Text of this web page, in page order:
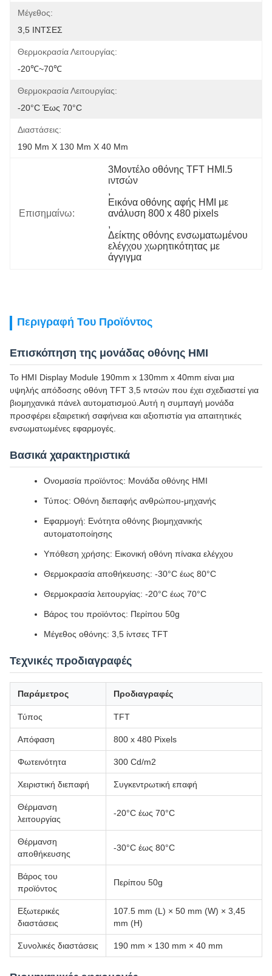
Μέγεθος:
3,5 ΙΝΤΣΕΣ
Θερμοκρασία Λειτουργίας:
-20℃~70℃
Θερμοκρασία Λειτουργίας:
-20°C Έως 70°C
Διαστάσεις:
190 Mm X 130 Mm X 40 Mm
Επισημαίνω:
3Μοντέλο οθόνης TFT HMI.5
ιντσών
,
Εικόνα οθόνης αφής HMI με
ανάλυση 800 x 480 pixels
,
Δείκτης οθόνης ενσωματωμένου
ελέγχου χωρητικότητας με
άγγιγμα
Περιγραφή Του Προϊόντος
Επισκόπηση της μονάδας οθόνης HMI
Το HMI Display Module 190mm x 130mm x 40mm είναι μια
υψηλής απόδοσης οθόνη TFT 3,5 ιντσών που έχει σχεδιαστεί για
βιομηχανικά πάνελ αυτοματισμού.Αυτή η συμπαγή μονάδα
προσφέρει εξαιρετική σαφήνεια και αξιοπιστία για απαιτητικές
ενσωματωμένες εφαρμογές.
Βασικά χαρακτηριστικά
Ονομασία προϊόντος: Μονάδα οθόνης HMI
Τύπος: Οθόνη διεπαφής ανθρώπου-μηχανής
Εφαρμογή: Ενότητα οθόνης βιομηχανικής
αυτοματοποίησης
Υπόθεση χρήσης: Εικονική οθόνη πίνακα ελέγχου
Θερμοκρασία αποθήκευσης: -30°C έως 80°C
Θερμοκρασία λειτουργίας: -20°C έως 70°C
Βάρος του προϊόντος: Περίπου 50g
Μέγεθος οθόνης: 3,5 ίντσες TFT
Τεχνικές προδιαγραφές
Παράμετρος Προδιαγραφές
Τύπος TFT
Απόφαση 800 x 480 Pixels
Φωτεινότητα 300 Cd/m2
Χειριστική διεπαφή Συγκεντρωτική επαφή
Θέρμανση
λειτουργίας
-20°C έως 70°C
Θέρμανση
αποθήκευσης
-30°C έως 80°C
Βάρος του
προϊόντος
Περίπου 50g
Εξωτερικές
διαστάσεις
107.5 mm (L) × 50 mm (W) × 3,45
mm (H)
Συνολικές διαστάσεις 190 mm × 130 mm × 40 mm